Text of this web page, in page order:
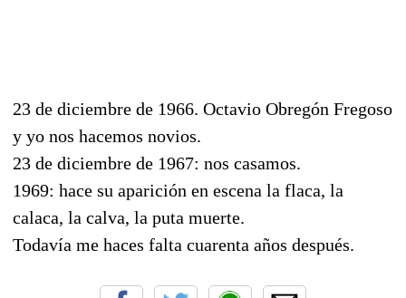
23 de diciembre de 1966. Octavio Obregón Fregoso
y yo nos hacemos novios.
23 de diciembre de 1967: nos casamos.
1969: hace su aparición en escena la flaca, la
calaca, la calva, la puta muerte.
Todavía me haces falta cuarenta años después.